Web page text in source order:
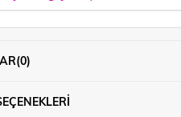
(0)